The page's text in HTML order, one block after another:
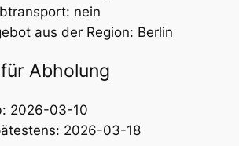
nein
aus der Region: Berlin
Abholung
2026-03-10
2026-03-18